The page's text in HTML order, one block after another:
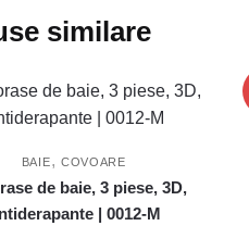
similare
BAIE, COVOARE
de baie, 3 piese, 3D,
| 0012-M